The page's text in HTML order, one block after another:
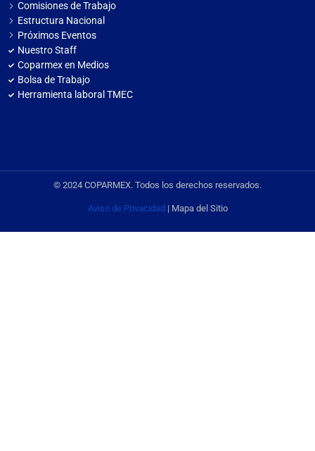
Comisiones de Trabajo
Estructura Nacional
Próximos Eventos
Nuestro Staff
Coparmex en Medios
Bolsa de Trabajo
Herramienta laboral TMEC
© 2024 COPARMEX. Todos los derechos reservados.
Aviso de Privacidad | Mapa del Sitio